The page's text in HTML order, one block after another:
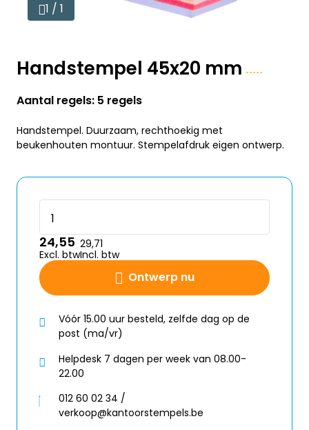
1 / 1
Handstempel 45x20 mm
Aantal regels: 5 regels
Handstempel. Duurzaam, rechthoekig met
beukenhouten montuur. Stempelafdruk eigen ontwerp.
Ontwerp nu
24,55
Excl. btw
29,71
Incl. btw
Vóór 15.00 uur besteld, zelfde dag op de
post (ma/vr)
Helpdesk 7 dagen per week van 08.00-
22.00
012 60 02 34 /
verkoop@kantoorstempels.be